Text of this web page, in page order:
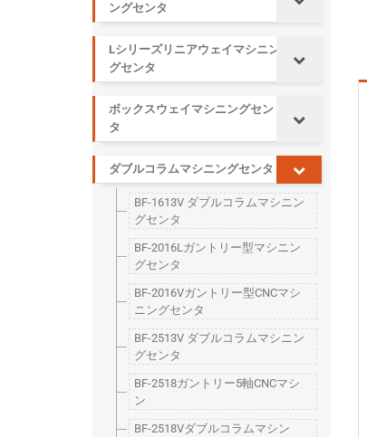
ングセンタ
Lシリーズリニアウェイマシニン
グセンタ
ボックスウェイマシニングセン
タ
ダブルコラムマシニングセンタ
BF-1613V ダブルコラムマシニン
グセンタ
BF-2016Lガントリー型マシニン
グセンタ
BF-2016Vガントリー型CNCマシ
ニングセンタ
BF-2513V ダブルコラムマシニン
グセンタ
BF-2518ガントリー5軸CNCマシ
ン
BF-2518Vダブルコラムマシン